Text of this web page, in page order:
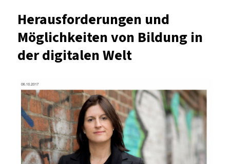
Neue
Tagungsreihe
DISKURS.MEDIEN.BILDUNG
Herausforderungen und
Möglichkeiten von Bildung in
der digitalen Welt